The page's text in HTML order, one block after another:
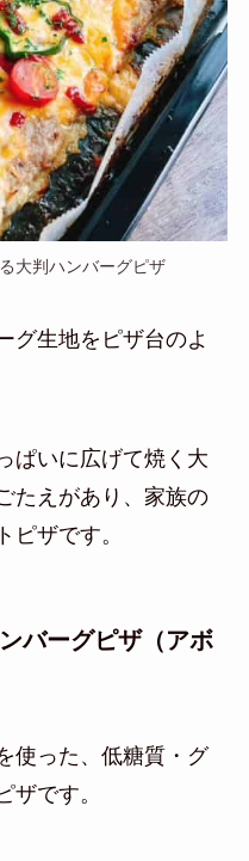
大判ハンバーグピザ
グ生地をピザ台のよ
ぱいに広げて焼く大
たえがあり、家族の
ピザです。
バーグピザ（アボ
使った、低糖質・グ
ザです。